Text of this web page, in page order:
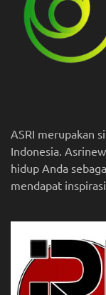
ASRI merupakan
Indonesia.
hidup Anda
mendapat